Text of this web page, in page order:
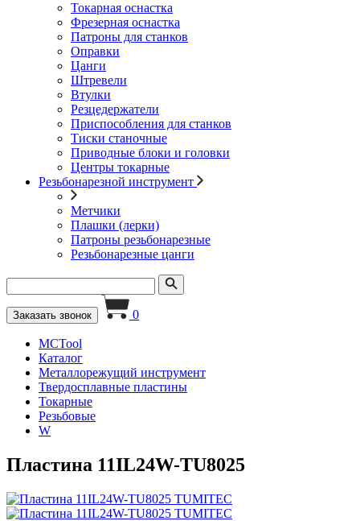
Токарная оснастка
Фрезерная оснастка
Патроны для станков
Оправки
Цанги
Штревели
Втулки
Резцедержатели
Приспособления для станков
Тиски станочные
Приводные блоки и головки
Центры токарные
Резьбонарезной инструмент
Метчики
Плашки (лерки)
Патроны резьбонарезные
Резьбонарезные цанги
Заказать звонок 0
MCTool
Каталог
Металлорежущий инструмент
Твердосплавные пластины
Токарные
Резьбовые
W
Пластина 11IL24W-TU8025